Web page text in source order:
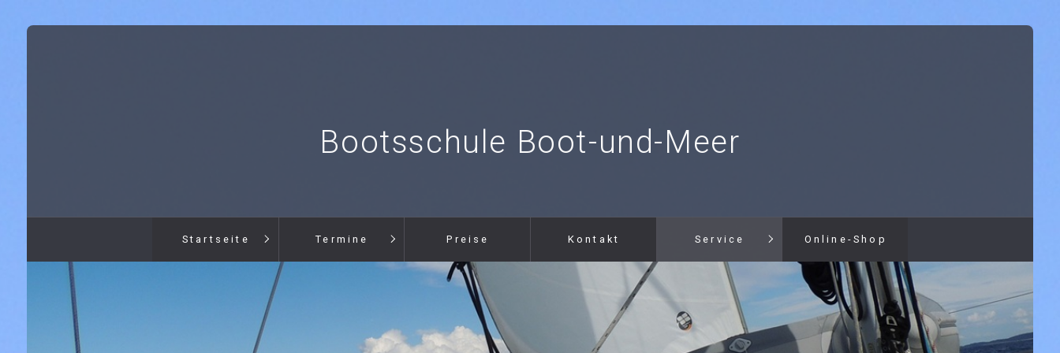
Bootsschule Boot-und-Meer
Startseite Termine Preise Kontakt Service Online-Shop